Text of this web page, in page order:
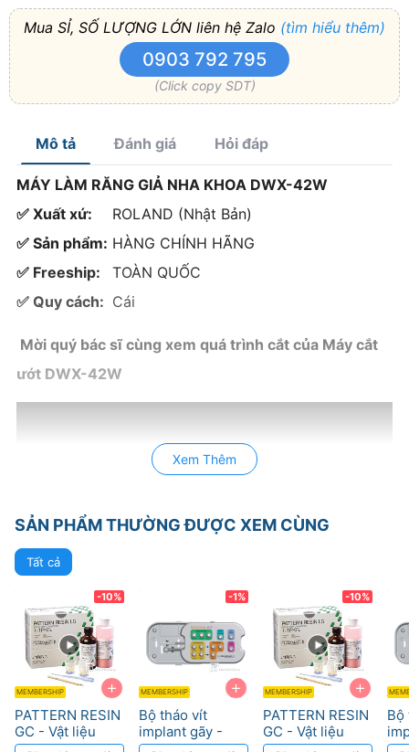
Mua SỈ, SỐ LƯỢNG LỚN liên hệ Zalo (tìm hiểu thêm)
0903 792 795
(Click copy SDT)
Mô tả Đánh giá Hỏi đáp
MÁY LÀM RĂNG GIẢ NHA KHOA DWX-42W
✅ Xuất xứ:
ROLAND (Nhật Bản)
✅ Sản phẩm: HÀNG CHÍNH HÃNG
✅ Freeship:
TOÀN QUỐC
✅ Quy cách: Cái
Mời quý bác sĩ cùng xem quá trình cắt của Máy cắt
ướt DWX-42W
Xem Thêm
SẢN PHẨM THƯỜNG ĐƯỢC XEM CÙNG
Tất cả
+
-10%
MEMBERSHIP
PATTERN RESIN
GC - Vật liệu
nhựa tự cứng
+
-1%
MEMBERSHIP
Bộ tháo vít
implant gãy -
Screw Removal
+
-10%
MEMBERSHIP
PATTERN RESIN
GC - Vật liệu
nhựa tự cứng
Bộ